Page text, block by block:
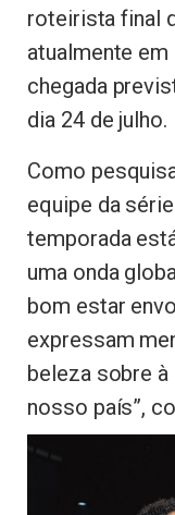
roteirista final
atualmente
chegada
dia 24 de julho.
Como
equipe da
temporada
uma onda
bom estar
expressam
beleza sobre
nosso país”,